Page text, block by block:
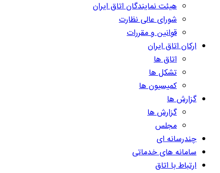
هیئت نمایندگان اتاق ایران
شورای عالی نظارت
قوانین و مقررات
ارکان اتاق ایران
اتاق ها
تشکل ها
کمیسیون ها
گزارش ها
گزارش ها
مجلس
چندرسانه ای
سامانه های خدماتی
ارتباط با اتاق